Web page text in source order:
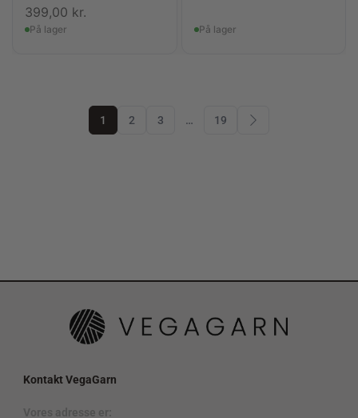
399,00 kr.
På lager På lager
1 2 3 … 19
Kontakt VegaGarn
Vores adresse er: